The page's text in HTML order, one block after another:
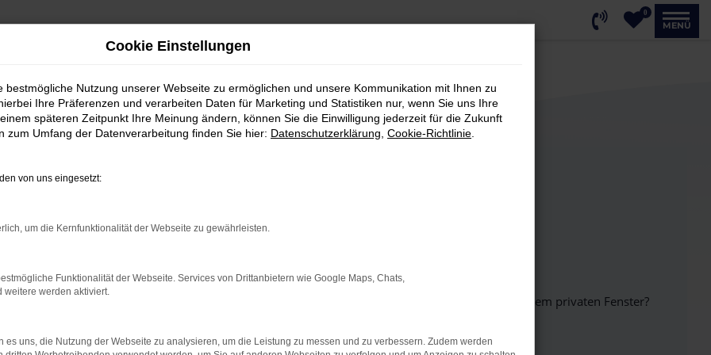
0
MENÜ
bestimmter Seiten verhindern. Funktioniert die Seite in einem anderen Browser oder in einem privaten Fenster?
beheben.
Cookie Einstellungen
bestmögliche Nutzung unserer Webseite zu ermöglichen und unsere Kommunikation mit Ihnen zu
Ihre Präferenzen und verarbeiten Daten für Marketing und Statistiken nur, wenn Sie uns Ihre
späteren Zeitpunkt Ihre Meinung ändern, können Sie die Einwilligung jederzeit für die Zukunft
zum Umfang der Datenverarbeitung finden Sie hier: Datenschutzerklärung Cookie-Richtlinie
von uns eingesetzt:
um die Kernfunktionalität der Webseite zu gewährleisten.
Funktionalität der Webseite. Services von Drittanbietern wie Google Maps, Chats,
weitere werden aktiviert.
es uns, die Nutzung der Webseite zu analysieren, um die Leistung zu messen und zu verbessern. Zudem werden